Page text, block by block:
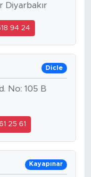
Diyarbakır
94 24
Dicle
No: 105 B
25 61
Kayapınar